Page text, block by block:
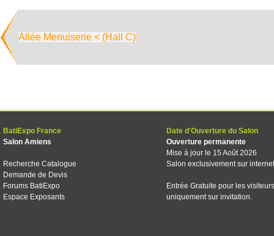
Allée Menuiserie < (Hall C)
BatiExpo France
Salon Amiens
Recherche Catalogue
Demande de Devis
Forums BatiExpo
Espace Exposants
Date d'Ouverture du Salon
Ouverture permanente
Mise à jour le 15 Août 2026
Salon exclusivement sur internet
Entrée Gratuite pour les visiteurs
uniquement sur invitation.